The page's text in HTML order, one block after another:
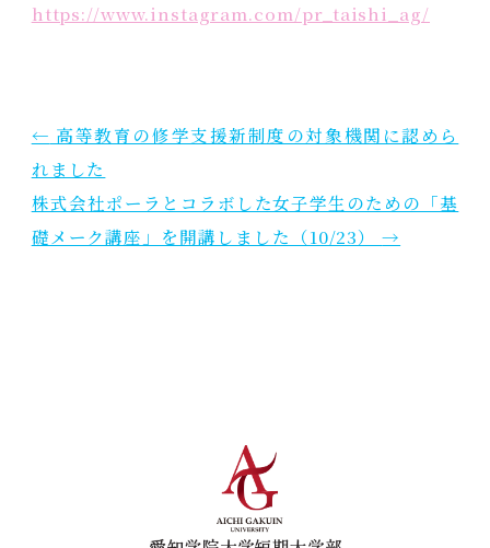
https://www.instagram.com/pr_taishi_ag/
← 高等教育の修学支援新制度の対象機関に認めら
れました
株式会社ポーラとコラボした女子学生のための「基
礎メーク講座」を開講しました（10/23）→
情報公開
自己点検・評価
IR情報公開
IR・キャリアサポート室
願書・届出一覧
在学生の方
卒業生の方